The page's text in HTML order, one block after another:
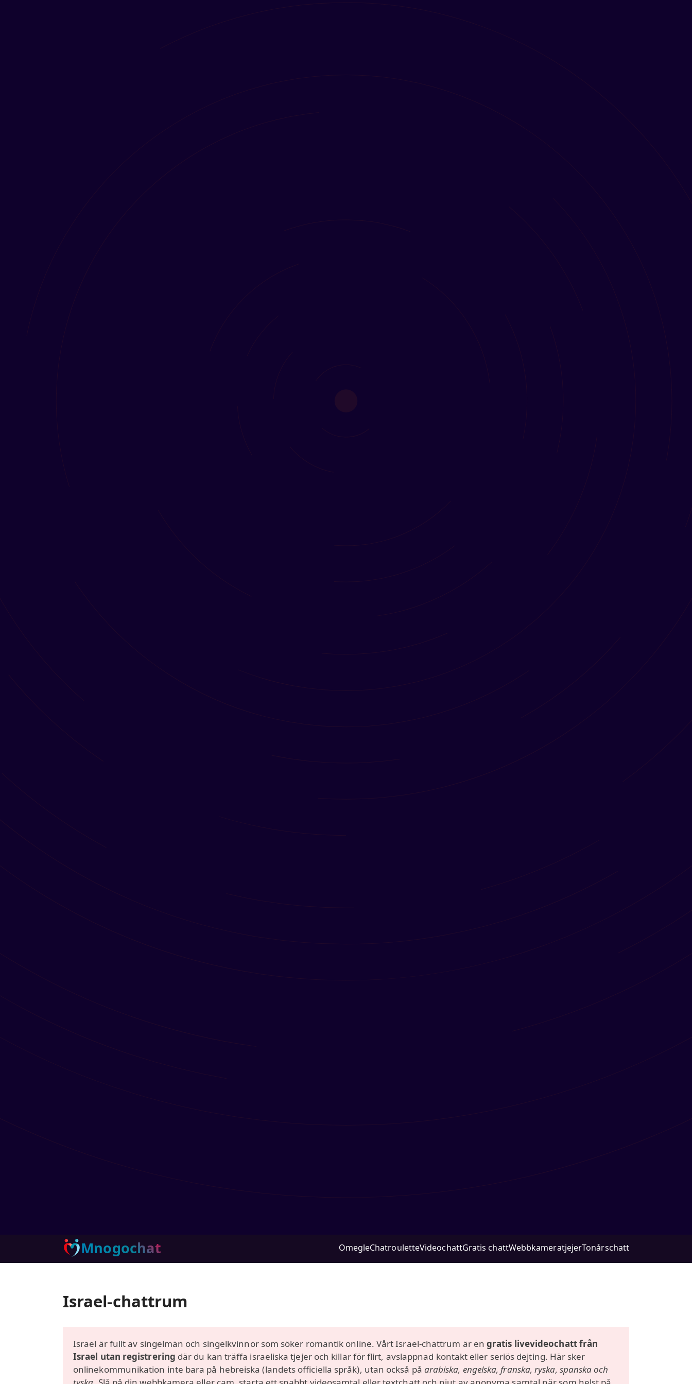
Mnogochat OmegleChatrouletteVideochattGratis chattWebbkameratjejerTonårschatt
Israel-chattrum
Israel är fullt av singelmän och singelkvinnor som söker romantik online. Vårt Israel-chattrum är engratis livevideochatt från
Israel utan registrering där du kan träffa israeliska tjejer och killar för flirt, avslappnad kontakt eller seriös dejting. Här sker
onlinekommunikation inte bara på hebreiska (landets officiella språk), utan också på arabiska, engelska, franska, ryska, spanska och